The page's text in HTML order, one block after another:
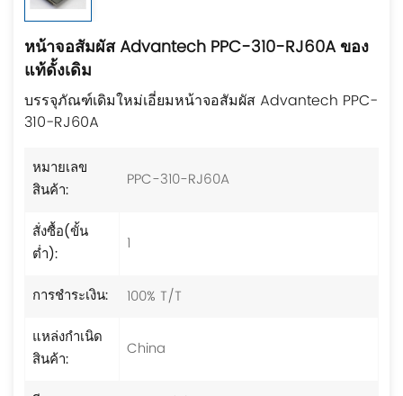
หน้าจอสัมผัส Advantech PPC-310-RJ60A ของ
แท้ดั้งเดิม
บรรจุภัณฑ์เดิมใหม่เอี่ยมหน้าจอสัมผัส Advantech PPC-
310-RJ60A
หมายเลข
สินค้า:
PPC-310-RJ60A
สั่งซื้อ(ขั้น
ต่ำ):
1
การชำระเงิน:
100% T/T
แหล่งกำเนิด
สินค้า:
China